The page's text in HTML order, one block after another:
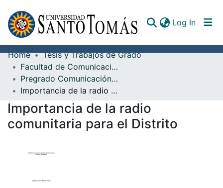
Log In
Communities & Collections
All of DSpace
Documents
Home
Tesis y Trabajos de Grado
Facultad de Comunicación
Pregrado Comunicación Social
Importancia de la radio comunitaria para el Distrito
Importancia de la radio
comunitaria para el Distrito